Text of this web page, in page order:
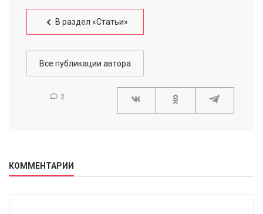
В раздел «Статьи»
Все публикации автора
2
КОММЕНТАРИИ